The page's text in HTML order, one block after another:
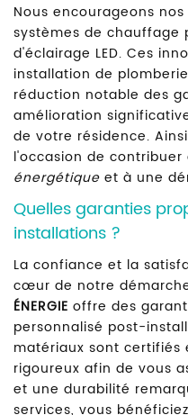
Nous encourageons
systèmes de chauffage
d'éclairage LED. Ces
installation de
réduction notable des
amélioration
de votre résidence.
l'occasion de
énergétique et à une
Quelles garanties
installations ?
La confiance et la
cœur de notre
ÉNERGIE offre des
personnalisé post-
matériaux sont certifiés
rigoureux afin de vous
et une durabilité
services, vous